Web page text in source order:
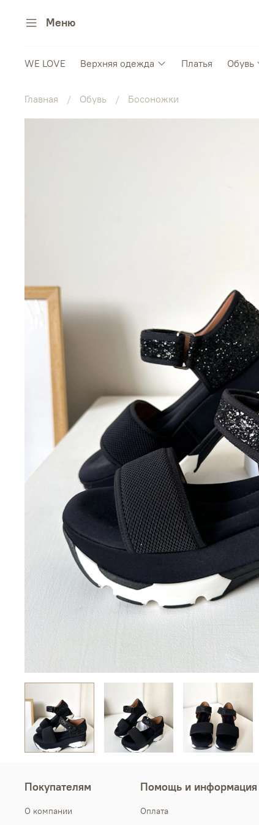
Меню
WE LOVE Верхняя одежда Платья Обувь
Главная Обувь Босоножки
Покупателям
О компании
Помощь и информация
Оплата